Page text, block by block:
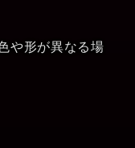
や形が異なる場